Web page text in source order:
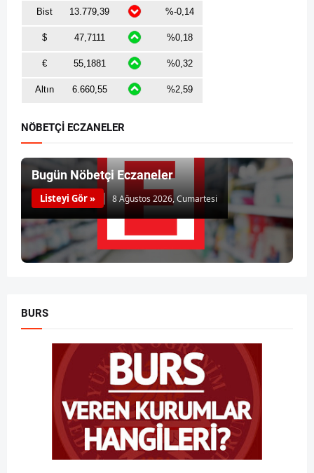
NÖBETÇİ ECZANELER
Bugün Nöbetçi Eczaneler
Listeyi Gör » 8 Ağustos 2026, Cumartesi
BURS